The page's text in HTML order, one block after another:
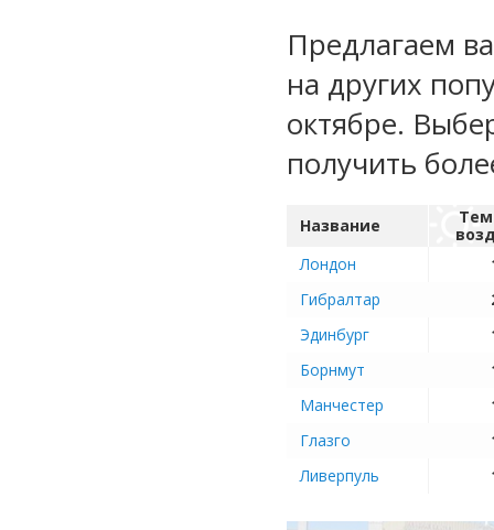
Предлагаем
на других
октябре.
получить
Название
Лондон
Гибралтар
Эдинбург
Борнмут
Манчестер
Глазго
Ливерпуль